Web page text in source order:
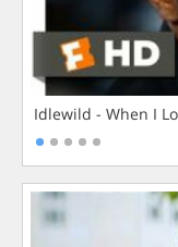
Idlewild - When I